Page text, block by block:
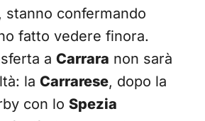
stanno confermando
fatto vedere finora.
a Carrara non sarà
la Carrarese, dopo la
con lo Spezia